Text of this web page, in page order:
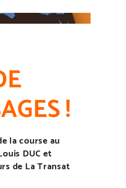
!
la course au
DUC et
de La Transat